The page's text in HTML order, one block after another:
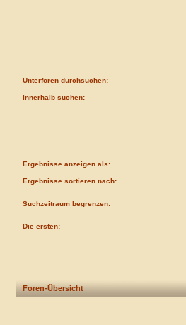
Unterforen durchsuchen:
Innerhalb suchen:
Ergebnisse anzeigen als:
Ergebnisse sortieren nach:
Suchzeitraum begrenzen:
Die ersten:
Foren-Übersicht